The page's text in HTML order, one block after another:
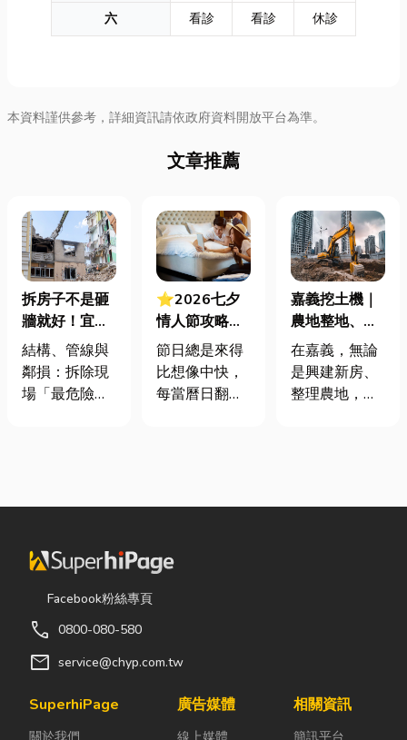
六
看診 看診 休診
本資料謹供參考，詳細資訊請依政府資料開放平台為準。
文章推薦
拆房子不是砸
牆就好！宜蘭
裝潢拆除、水
泥切割施工前
必看的避坑指
結構、管線與
鄰損：拆除現
場「最危險的
混亂的環境
有三件事情如
果沒做好，最
容易發生嚴重
清「主力
牆」，盲目亂
陷： 這是老屋
⭐2026七夕
情人節攻略！
七夕送什麼不
踩雷？限定甜
點哪裡買？台
節日總是來得
比想像中快，
每當曆日翻到
候？」、「七
麼？」。相較
色彩與儀式
著生活節奏加
嘉義挖土機｜
農地整地、基
地開挖、土方
清運
在嘉義，無論
是興建新房、
整理農地，還
的嘉義挖土
言，從農田整
Facebook粉絲專頁
call 0800-080-580
mail service@chyp.com.tw
SuperhiPage
關於我們
廣告媒體
線上媒體
相關資訊
簡訊平台